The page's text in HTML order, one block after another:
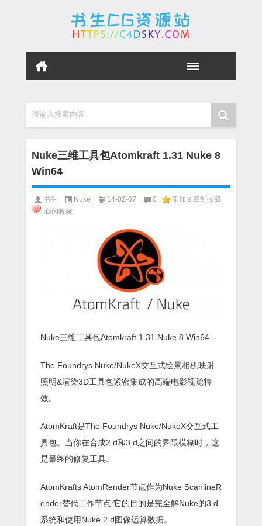
请输入搜索内容
Nuke三维工具包Atomkraft 1.31 Nuke 8
Win64
书生 Nuke 14-02-07 0
添加文章到收藏
我的收藏
Nuke三维工具包Atomkraft 1.31 Nuke 8 Win64
The Foundrys Nuke/NukeX交互式绘景相机映射
照明&渲染3D工具包紧密集成的高端电影视觉特
效。
AtomKraft是The Foundrys Nuke/NukeX交互式工
具包。当你在合成2 d和3 d之间的界限模糊时，这
是最终的修复工具。
AtomKrafts AtomRender节点作为Nuke ScanlineR
ender替代工作节点:它的目的是完全解Nuke的3 d
系统和使用Nuke 2 d图像运算数据。